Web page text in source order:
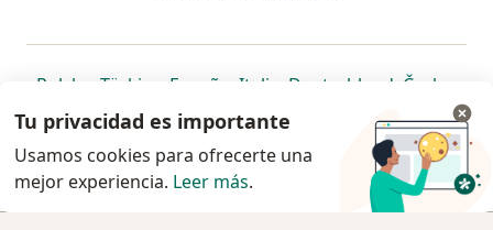
Polska se abre en una nueva pestaña
Türkiye se abre en una nueva pestaña
España se abre en una nueva pestaña
Italia se abre en una nueva
Deutschlandse abre en
Česko
Portugal
se abre en una nueva pestaña
México se abre en una nueva pestaña
Chile se abre en una nueva pestaña
Brasil se abre en una nueva
se abre en
se
se abre en una nueva
www.doctoralia.pe © 2026 - Encuentra tu
Tu privacidad es importante
Usamos cookies para ofrecerte una
mejor experiencia. Leer más.